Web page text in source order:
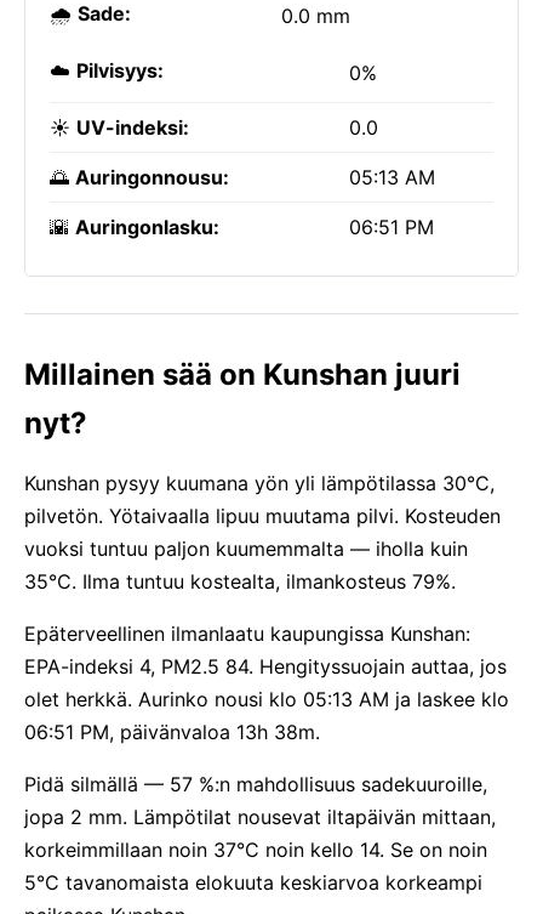
🌧️ Sade: 0.0 mm
☁️ Pilvisyys: 0%
☀️ UV-indeksi: 0.0
🌅 Auringonnousu: 05:13 AM
🌇 Auringonlasku: 06:51 PM
Millainen sää on Kunshan juuri
nyt?
Kunshan pysyy kuumana yön yli lämpötilassa 30°C,
pilvetön. Yötaivaalla lipuu muutama pilvi. Kosteuden
vuoksi tuntuu paljon kuumemmalta — iholla kuin
35°C. Ilma tuntuu kostealta, ilmankosteus 79%.
Epäterveellinen ilmanlaatu kaupungissa Kunshan:
EPA-indeksi 4, PM2.5 84. Hengityssuojain auttaa, jos
olet herkkä. Aurinko nousi klo 05:13 AM ja laskee klo
06:51 PM, päivänvaloa 13h 38m.
Pidä silmällä — 57 %:n mahdollisuus sadekuuroille,
jopa 2 mm. Lämpötilat nousevat iltapäivän mittaan,
korkeimmillaan noin 37°C noin kello 14. Se on noin
5°C tavanomaista elokuuta keskiarvoa korkeampi